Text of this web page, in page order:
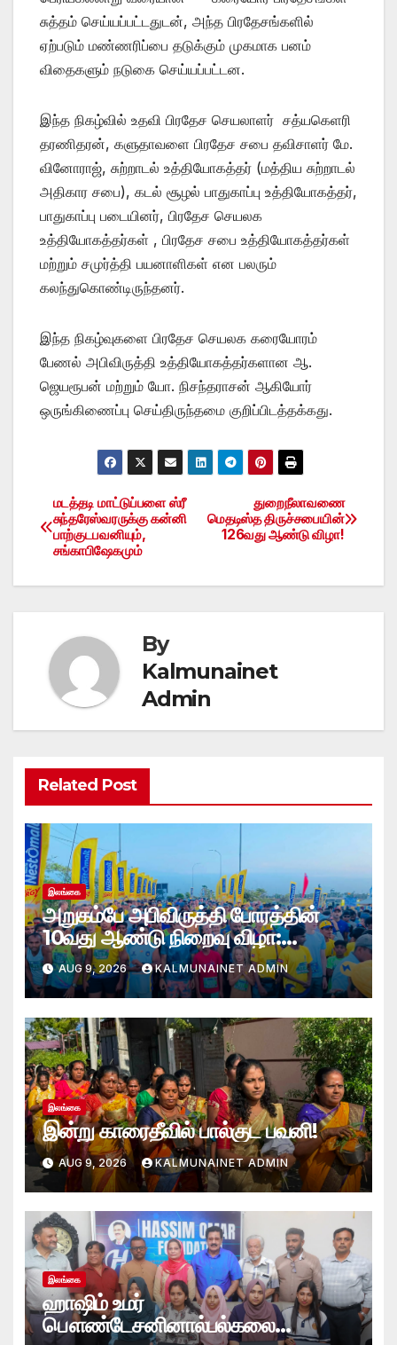
சுத்தம் செய்யப்பட்டதுடன், அந்த பிரதேசங்களில்
ஏற்படும் மண்ணரிப்பை தடுக்கும் முகமாக பனம்
விதைகளும் நடுகை செய்யப்பட்டன.
இந்த நிகழ்வில் உதவி பிரதேச செயலாளர் சத்யகெளரி
தரணிதரன், களுதாவளை பிரதேச சபை தவிசாளர் மே.
வினோராஜ், சுற்றாடல் உத்தியோகத்தர் (மத்திய சுற்றாடல்
அதிகார சபை), கடல் சூழல் பாதுகாப்பு உத்தியோகத்தர்,
பாதுகாப்பு படையினர், பிரதேச செயலக
உத்தியோகத்தர்கள் , பிரதேச சபை உத்தியோகத்தர்கள்
மற்றும் சமுர்த்தி பயனாளிகள் என பலரும்
கலந்துகொண்டிருந்தனர்.
இந்த நிகழ்வுகளை பிரதேச செயலக கரையோரம்
பேணல் அபிவிருத்தி உத்தியோகத்தர்களான ஆ.
ஜெயரூபன் மற்றும் யோ. நிசந்தராசன் ஆகியோர்
ஒருங்கிணைப்பு செய்திருந்தமை குறிப்பிடத்தக்கது.
Post
navigation
துறைநீலாவணை
மெதடிஸ்த திருச்சபையின்
126வது ஆண்டு விழா!
மடத்தடி மாட்டுப்பளை ஸ்ரீ
சுந்தரேஸ்வரருக்கு கன்னி
பாற்குடபவனியும்,
சங்காபிஷேகமும்
By
Kalmunainet
Admin
Related Post
இலங்கை
அறுகம்பே அபிவிருத்தி போரத்தின்
10வது ஆண்டு நிறைவு விழா:
அறுகம்பே அரை மரதன் ஓட்டத்தில்
இலங்கை சிவராஜன் முதலிடம்!
AUG 9, 2026 KALMUNAINET ADMIN
இலங்கை
இன்று காரைதீவில் பால்குட பவனி!
AUG 9, 2026 KALMUNAINET ADMIN
இலங்கை
ஹாஷிம் உமர்
பௌண்டேசனினால்பல்கலை